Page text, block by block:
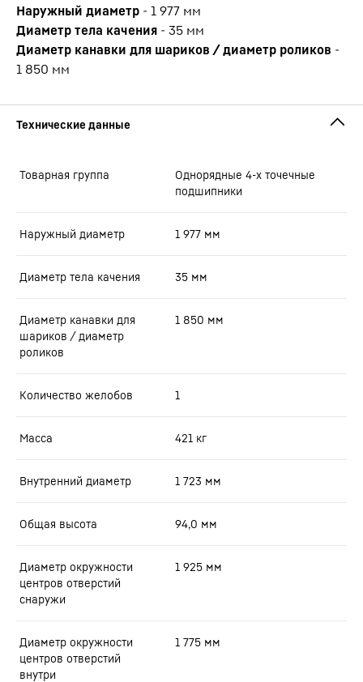
Наружный диаметр - 1 977 мм
Диаметр тела качения - 35 мм
Диаметр канавки для шариков / диаметр роликов -
1 850 мм
Товарная группа
Oднорядные 4-х точечные
подшипники
Наружный диаметр 1 977 мм
Диаметр тела качения 35 мм
Диаметр канавки для
шариков / диаметр
роликов
1 850 мм
Количество желобов 1
Масса 421 кг
Внутренний диаметр 1 723 мм
Общая высота 94,0 мм
Диаметр окружности
центров отверстий
снаружи
1 925 мм
Диаметр окружности
центров отверстий
внутри
1 775 мм